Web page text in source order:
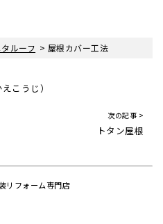
ルーフ > 屋根カバー工法
こうじ）
次の記事 >
トタン屋根
リフォーム専門店